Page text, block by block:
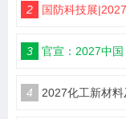
2 国防科技展
3 官宣：2027中
4 2027化工新材